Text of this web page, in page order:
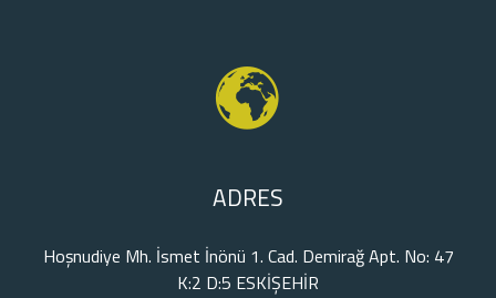
ADRES
Hoşnudiye Mh. İsmet İnönü 1. Cad. Demirağ Apt. No: 47
K:2 D:5 ESKİŞEHİR